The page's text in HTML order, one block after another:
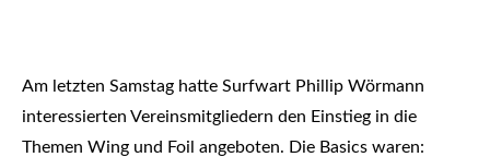
Am letzten Samstag hatte Surfwart Phillip Wörmann
interessierten Vereinsmitgliedern den Einstieg in die
Themen Wing und Foil angeboten. Die Basics waren: